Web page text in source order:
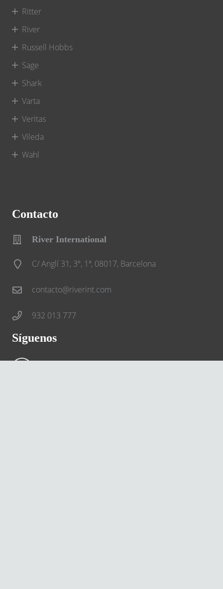
Ritter
River
Russell Hobbs
Sage
Shark
Varta
Veritas
Vileda
Wahl
Contacto
River International
C/ Anglí 31, 3º, 1ª, 08017, Barcelona
contacto@riverint.com
932 013 777
Síguenos